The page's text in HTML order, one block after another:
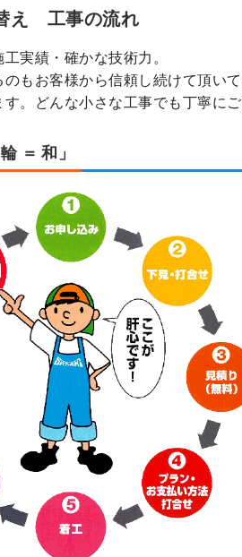
え 工事の流れ
実績・確かな技術力。
のもお客様から信頼し続けて頂い
。どんな小さな工事でも丁寧に
＝ 和」